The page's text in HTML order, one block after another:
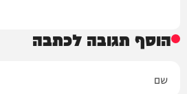
הוסף תגובה לכתבה